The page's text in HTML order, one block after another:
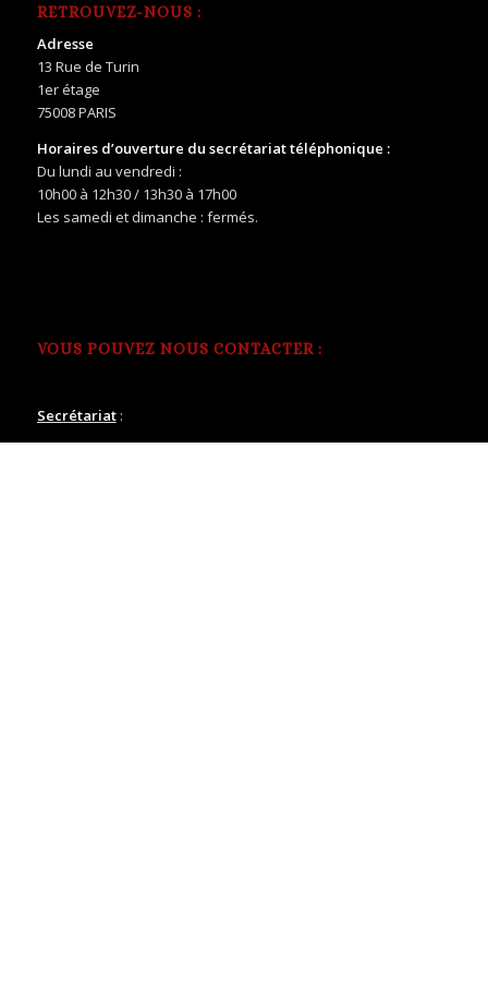
RETROUVEZ-NOUS :
Adresse
13 Rue de Turin
1er étage
75008 PARIS
Horaires d’ouverture du secrétariat téléphonique :
Du lundi au vendredi :
10h00 à 12h30 / 13h30 à 17h00
Les samedi et dimanche : fermés.
VOUS POUVEZ NOUS CONTACTER :
Secrétariat: